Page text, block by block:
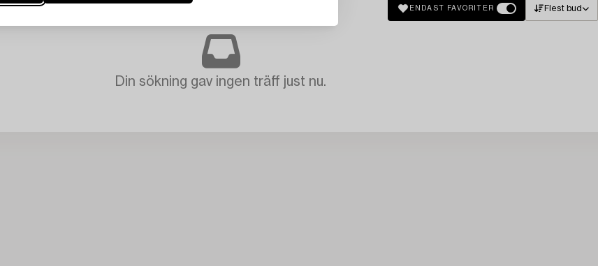
ENDAST FAVORITER Flest bud
Din sökning gav ingen träff just nu.